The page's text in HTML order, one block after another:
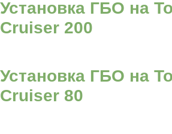
Установка ГБО на
Cruiser 200
Установка ГБО на
Cruiser 80